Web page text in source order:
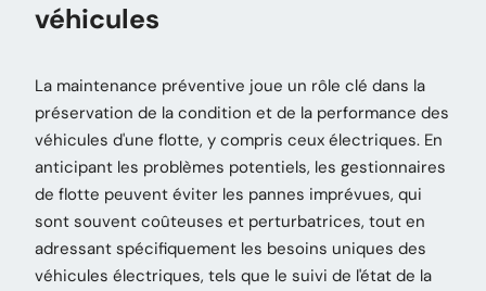
véhicules
La maintenance préventive joue un rôle clé dans la
préservation de la condition et de la performance des
véhicules d'une flotte, y compris ceux électriques. En
anticipant les problèmes potentiels, les gestionnaires
de flotte peuvent éviter les pannes imprévues, qui
sont souvent coûteuses et perturbatrices, tout en
adressant spécifiquement les besoins uniques des
véhicules électriques, tels que le suivi de l'état de la